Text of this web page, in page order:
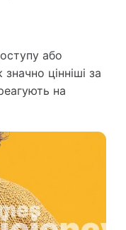
або
цінніші за
на